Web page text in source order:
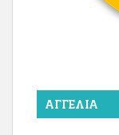
ΑΓΓΕΛΊΑ